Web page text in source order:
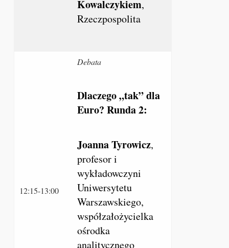
Kowalczykiem,
Rzeczpospolita
12:15-13:00
Debata
Dlaczego „tak” dla
Euro? Runda 2:
Joanna Tyrowicz,
profesor i
wykładowczyni
Uniwersytetu
Warszawskiego,
współzałożycielka
ośrodka
analitycznego